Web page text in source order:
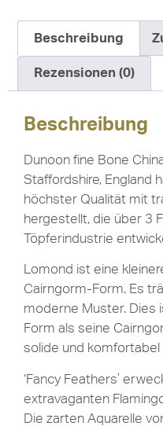
Beschreibung
Rezensionen (0)
Beschreibung
Dunoon fine Bone
Staffordshire, England
höchster Qualität mit
hergestellt, die über 3
Töpferindustrie
Lomond ist eine
Cairngorm-Form. Es
moderne Muster. Dies
Form als seine
solide und komfortabel
‘Fancy Feathers’
extravaganten
Die zarten Aquarelle